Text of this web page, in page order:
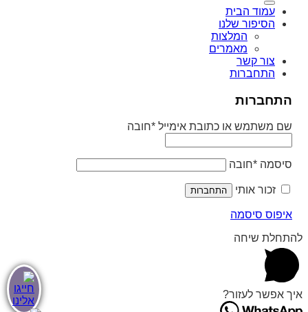
עמוד הבית
הסיפור שלנו
המלצות
מאמרים
צור קשר
התחברות
התחברות
שם משתמש או כתובת אימייל *חובה
סיסמה *חובה
זכור אותי התחברות
איפוס סיסמה
להתחלת שיחה
איך אפשר לעזור?